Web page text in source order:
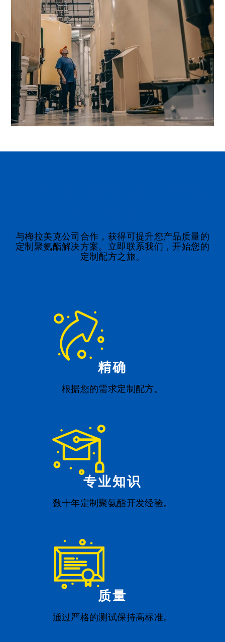
与梅拉美克公司合作，获得可提升您产品质量的
定制聚氨酯解决方案。立即联系我们，开始您的
定制配方之旅。
精确
根据您的需求定制配方。
专业知识
数十年定制聚氨酯开发经验。
质量
通过严格的测试保持高标准。